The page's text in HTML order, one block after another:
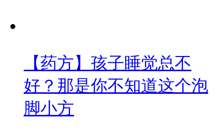
【药方】孩子睡觉总不
好？那是你不知道这个泡
脚小方